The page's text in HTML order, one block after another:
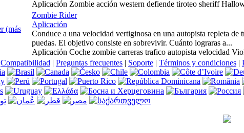
Aplicación Zombie acción western defiende tiroteo sheriff
Zombie Rider
Aplicación
Conduce a una velocidad vertiginosa en una autopista repleta
puedas. El objetivo consiste en sobrevivir. Cuánto lograras a...
Aplicación Coche zombie carreras trafico autopista velocidad
Compatibilidad | Preguntas frecuentes | Soporte | Términos y condiciones |